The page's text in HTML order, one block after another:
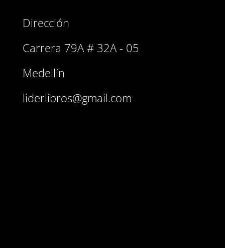
Dirección
Carrera 79A # 32A - 05
Medellín
liderlibros@gmail.com